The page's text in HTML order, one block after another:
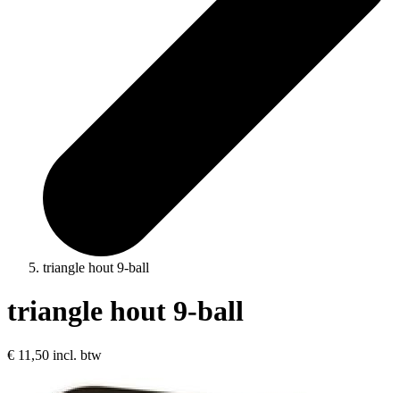
triangle hout 9-ball
triangle hout 9-ball
€ 11,50 incl. btw